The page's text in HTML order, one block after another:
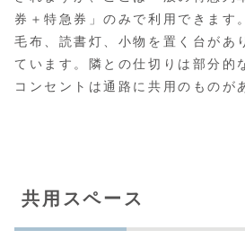
券＋特急券」のみで利用できます。
毛布、読書灯、小物を置く台があ
ています。隣との仕切りは部分的
コンセントは通路に共用のものが
共用スペース